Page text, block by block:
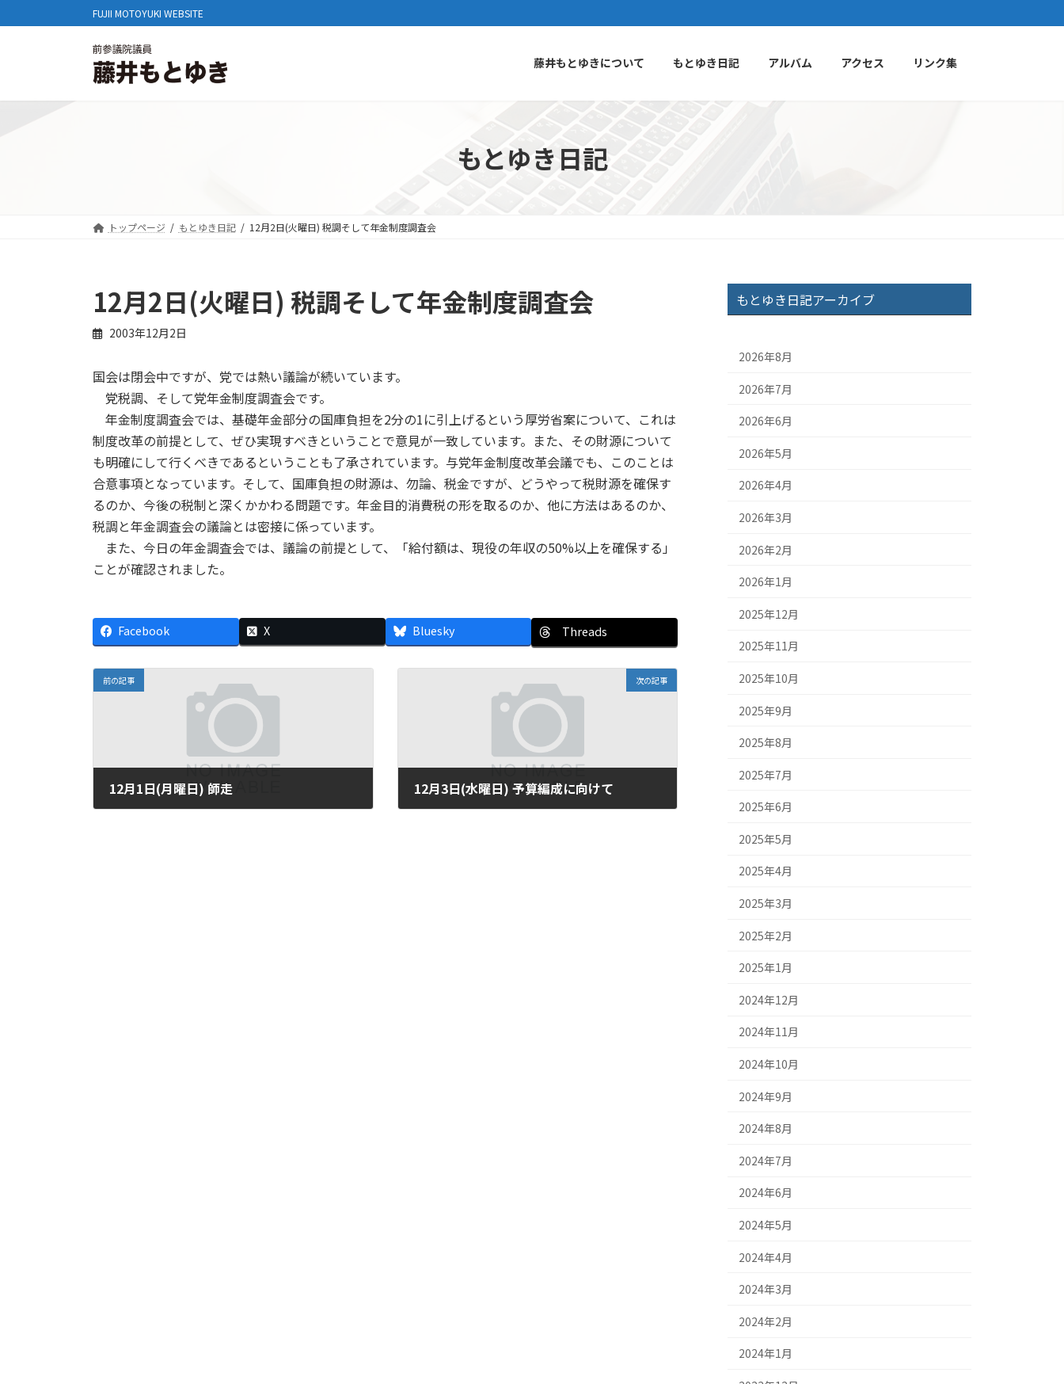
ン
へ
ビ
ョ
FUJII MOTOYUKI WEBSITE
藤井もとゆきについて もとゆき日記 アルバム アクセス リンク集
もとゆき日記
トップページ もとゆき日記 12月2日(火曜日) 税調そして年金制度調査会
12月2日(火曜日) 税調そして年金制度調査会
2003年12月2日
国会は閉会中ですが、党では熱い議論が続いています。
党税調、そして党年金制度調査会です。
年金制度調査会では、基礎年金部分の国庫負担を2分の1に引上げるという厚労省案について、これは
制度改革の前提として、ぜひ実現すべきということで意見が一致しています。また、その財源について
も明確にして行くべきであるということも了承されています。与党年金制度改革会議でも、このことは
合意事項となっています。そして、国庫負担の財源は、勿論、税金ですが、どうやって税財源を確保す
るのか、今後の税制と深くかかわる問題です。年金目的消費税の形を取るのか、他に方法はあるのか、
税調と年金調査会の議論とは密接に係っています。
また、今日の年金調査会では、議論の前提として、「給付額は、現役の年収の50%以上を確保する」
ことが確認されました。
Facebook X Bluesky Threads
前の記事
12月1日(月曜日) 師走
次の記事
12月3日(水曜日) 予算編成に向けて
もとゆき日記アーカイブ
2026年8月
2026年7月
2026年6月
2026年5月
2026年4月
2026年3月
2026年2月
2026年1月
2025年12月
2025年11月
2025年10月
2025年9月
2025年8月
2025年7月
2025年6月
2025年5月
2025年4月
2025年3月
2025年2月
2025年1月
2024年12月
2024年11月
2024年10月
2024年9月
2024年8月
2024年7月
2024年6月
2024年5月
2024年4月
2024年3月
2024年2月
2024年1月